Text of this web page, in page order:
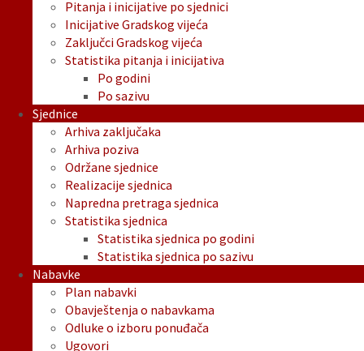
Pitanja i inicijative po sjednici
Inicijative Gradskog vijeća
Zaključci Gradskog vijeća
Statistika pitanja i inicijativa
Po godini
Po sazivu
Sjednice
Arhiva zaključaka
Arhiva poziva
Održane sjednice
Realizacije sjednica
Napredna pretraga sjednica
Statistika sjednica
Statistika sjednica po godini
Statistika sjednica po sazivu
Nabavke
Plan nabavki
Obavještenja o nabavkama
Odluke o izboru ponuđača
Ugovori